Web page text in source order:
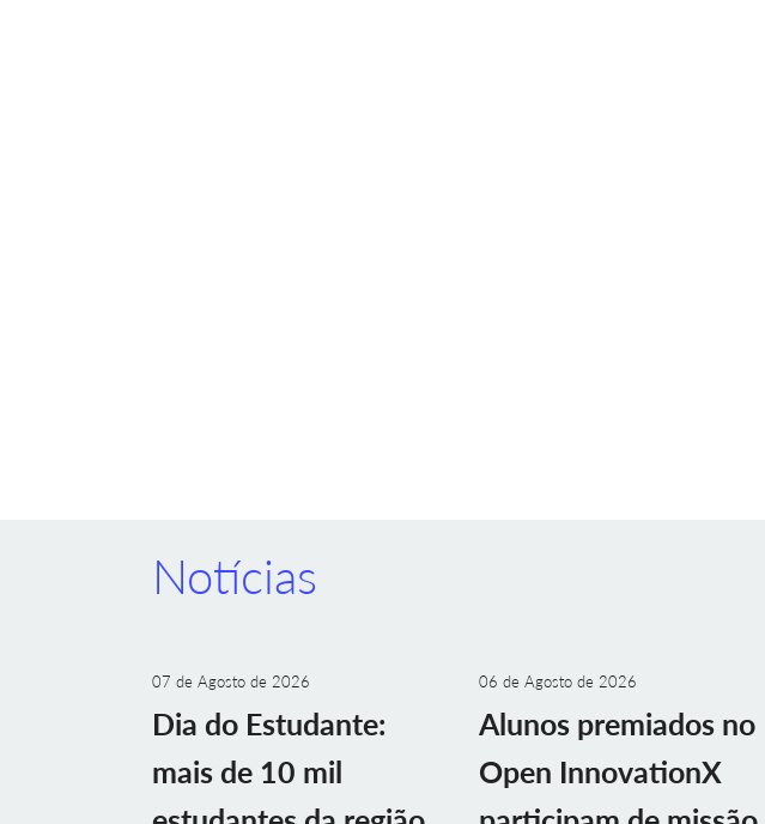
Notícias
07 de Agosto de 2026
Dia do Estudante:
mais de 10 mil
06 de Agosto de 2026
Alunos premiados no
Open InnovationX